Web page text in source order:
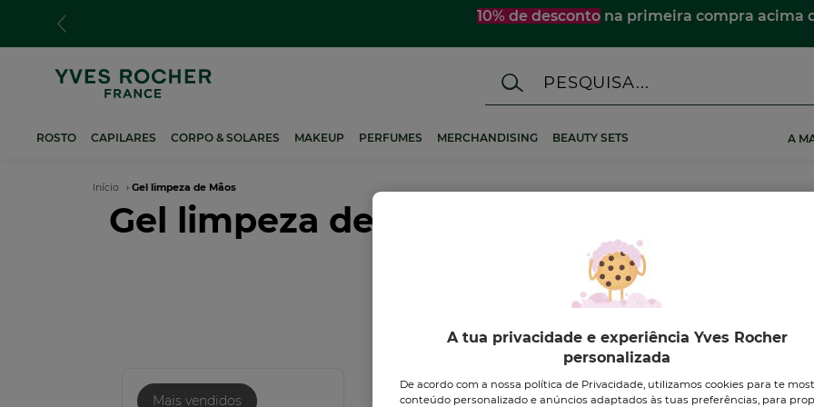
conteúdo
10% de desconto na primeira compra acima
ROSTO CAPILARES CORPO & SOLARES MAKEUP PERFUMES MERCHANDISING BEAUTY SETS A
Navegação
estrutural
Início Gel limpeza de Mãos
Gel limpeza de Mãos
Mais vendidos
A tua privacidade e experiência Yves Rocher
personalizada
De acordo com a nossa política de Privacidade, utilizamos cookies para te
conteúdo personalizado e anúncios adaptados às tuas preferências, para